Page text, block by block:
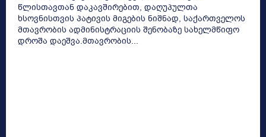
წლისთავთან დაკავშირებით, დაღუპულთა
ხსოვნისთვის პატივის მიგების ნიშნად, საქართველოს
მთავრობის ადმინისტრაციის შენობაზე სახელმწიფო
დროშა დაეშვა.მთავრობის...